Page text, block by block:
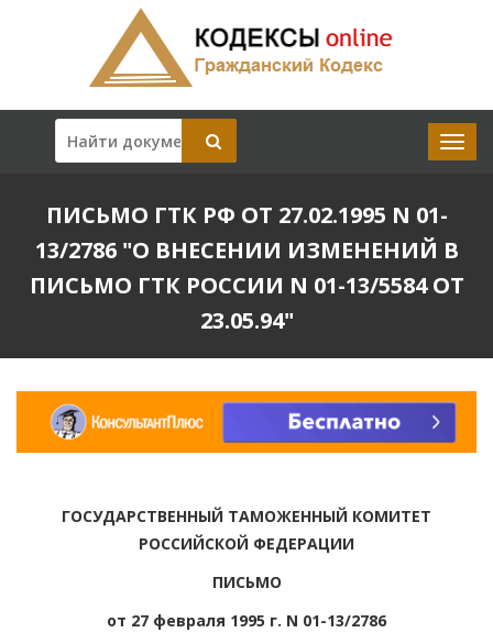
ПИСЬМО ГТК РФ ОТ 27.02.1995 N 01-
13/2786 "О ВНЕСЕНИИ ИЗМЕНЕНИЙ В
ПИСЬМО ГТК РОССИИ N 01-13/5584 ОТ
23.05.94"
ГОСУДАРСТВЕННЫЙ ТАМОЖЕННЫЙ КОМИТЕТ
РОССИЙСКОЙ ФЕДЕРАЦИИ
ПИСЬМО
от 27 февраля 1995 г. N 01-13/2786